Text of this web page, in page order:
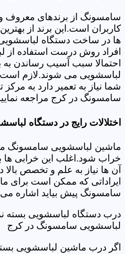
سامسونگ از برندهای معروف و
کاربران است.این برند از
ها در ساخت دستگاه
افراد روش درست استفاده از
احتمالا سبب آسیب رساندن
لباسشویی می شوند.لازم
شما نیاز به تعمیر دارد به
سامسونگ در کرج مراجعه
اختلالات رایج در دستگاه
ماشین لباسشویی سامسونگ
خراب شود.اغلب این خرابی ها
آن ها نیاز به علم و تخصص بالا
ایراداتی که ممکن است برای
سامسونگ پیش بیاید اشاره می
درب دستگاه لباسشویی بسته
لباسشویی سامسونگ در کرج
اگر درب ماشین لباسشویی